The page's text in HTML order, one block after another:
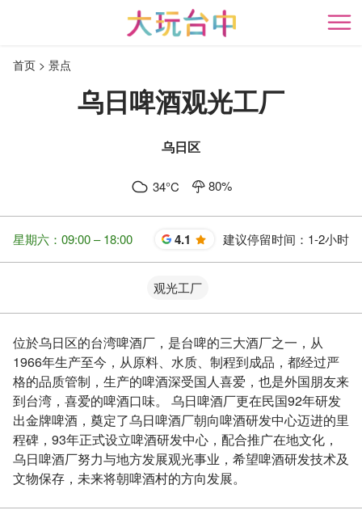
开
首页 景点
乌日啤酒观光工厂
乌日区
34°C 80%
星期六：09:00 – 18:00 4.1 星 建议停留时间： 1-2小时
观光工厂
位於乌日区的台湾啤酒厂，是台啤的三大酒厂之一，从
1966年生产至今，从原料、水质、制程到成品，都经过严
格的品质管制，生产的啤酒深受国人喜爱，也是外国朋友来
到台湾，喜爱的啤酒口味。 乌日啤酒厂更在民国92年研发
出金牌啤酒，奠定了乌日啤酒厂朝向啤酒研发中心迈进的里
程碑，93年正式设立啤酒研发中心，配合推广在地文化，
乌日啤酒厂努力与地方发展观光事业，希望啤酒研发技术及
文物保存，未来将朝啤酒村的方向发展。